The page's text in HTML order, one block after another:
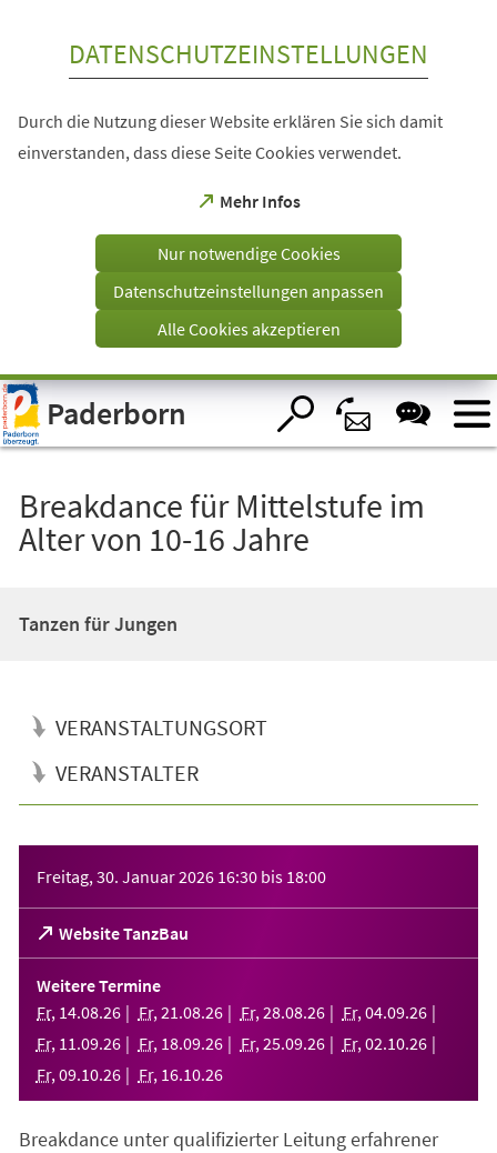
Visuelle
Assistenzsoftware
öffnen.
DATENSCHUTZEINSTELLUNGEN
Durch die Nutzung dieser Website erklären Sie sich damit
einverstanden, dass diese Seite Cookies verwendet.
Mehr Infos
(Öffnet
einem
Tab)
Nur notwendige Cookies
Datenschutzeinstellungen anpassen
Alle Cookies akzeptieren
Paderborn
Breakdance für Mittelstufe im
Alter von 10-16 Jahre
Tanzen für Jungen
VERANSTALTUNGSORT
VERANSTALTER
Freitag, 30. Januar 2026 16:30 bis 18:00
Website TanzBau
(Öffnet
in
einem
neuen
Tab)
Weitere Termine
Fr, 14.08.26 Fr, 21 .08.26 Fr, 28.08.26 Fr, 04.09.26
Fr, 11 .09.26 Fr, 18.09.26 Fr, 25.09.26 Fr, 02.10.26
Fr, 09.10.26 Fr, 16.10.26
Breakdance unter qualifizierter Leitung erfahrener